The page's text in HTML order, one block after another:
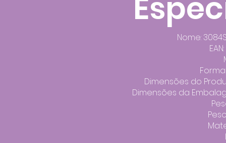
Nome:
Dimensões do
Dimensões da